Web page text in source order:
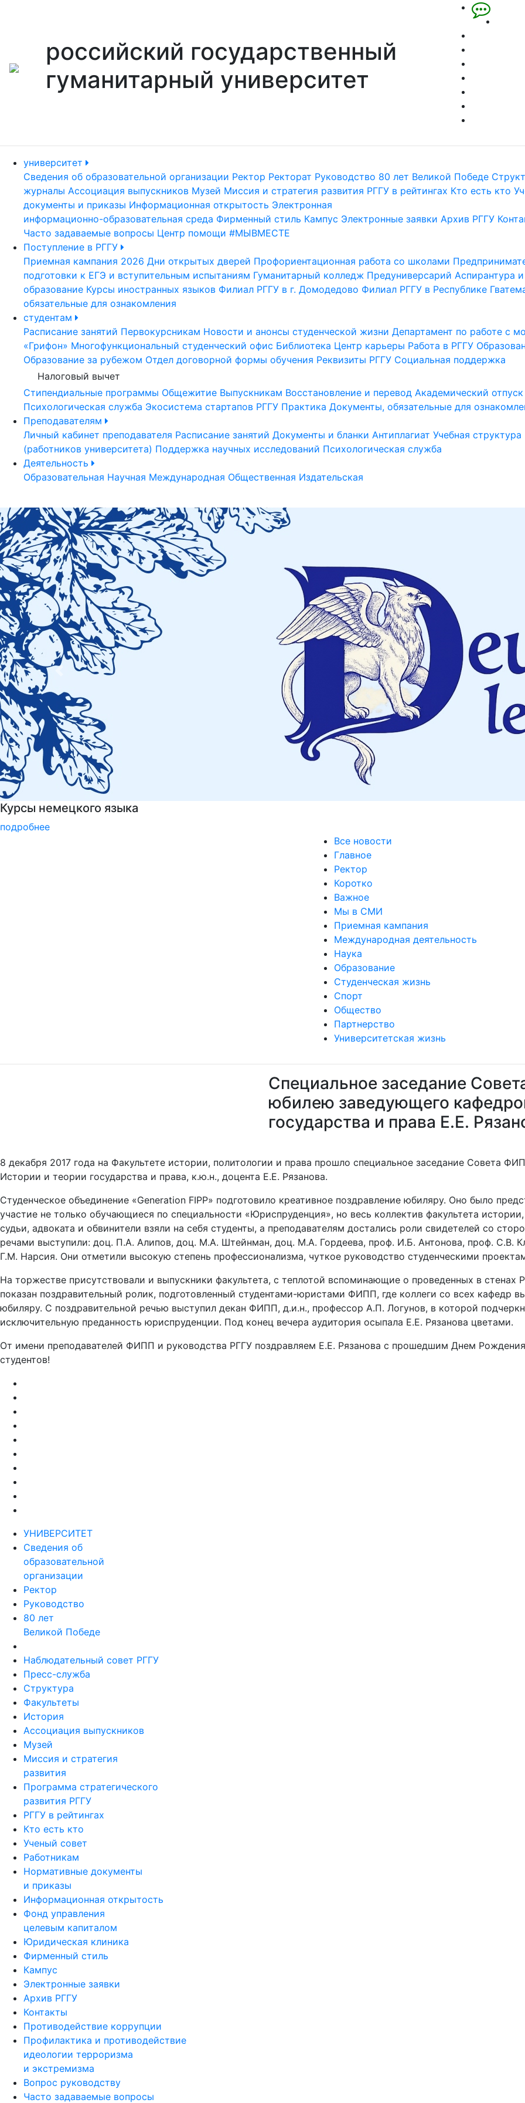
российский государственный
гуманитарный университет
университет
Сведения об образовательной организации Ректор Ректорат Руководство 80 лет Великой Победе
журналы Ассоциация выпускников Музей Миссия и стратегия развития РГГУ в рейтингах Кто есть кто
документы и приказы Информационная открытость Электронная
информационно-образовательная среда Фирменный стиль Кампус Электронные заявки Архив РГГУ
Часто задаваемые вопросы Центр помощи #МЫВМЕСТЕ
Поступление в РГГУ
Приемная кампания 2026 Дни открытых дверей Профориентационная работа со школами
подготовки к ЕГЭ и вступительным испытаниям Гуманитарный колледж Предуниверсарий Аспирантура
образование Курсы иностранных языков Филиал РГГУ в г. Домодедово Филиал РГГУ в Республике
обязательные для ознакомления
студентам
Расписание занятий Первокурсникам Новости и анонсы студенческой жизни Департамент по работе с
«Грифон» Многофункциональный студенческий офис Библиотека Центр карьеры Работа в РГГУ
Образование за рубежом Отдел договорной формы обучения Реквизиты РГГУ Социальная поддержка
Налоговый вычет
Стипендиальные программы Общежитие Выпускникам Восстановление и перевод Академический отпуск
Психологическая служба Экосистема стартапов РГГУ Практика Документы, обязательные для
Преподавателям
Личный кабинет преподавателя Расписание занятий Документы и бланки Антиплагиат Учебная структура
(работников университета) Поддержка научных исследований Психологическая служба
Деятельность
Образовательная Научная Международная Общественная Издательская
Национальные проекты России
подробнее
Previous
Все новости
Главное
Ректор
Коротко
Важное
Мы в СМИ
Приемная кампания
Международная деятельность
Наука
Образование
Студенческая жизнь
Спорт
Общество
Партнерство
Университетская жизнь
Специальное заседание
юбилею заведующего
государства и права Е.Е.
8 декабря 2017 года на Факультете истории, политологии и права прошло специальное заседание Совета
Истории и теории государства и права, к.ю.н., доцента Е.Е. Рязанова.
Студенческое объединение «Generation FIPP» подготовило креативное поздравление юбиляру. Оно было
участие не только обучающиеся по специальности «Юриспруденция», но весь коллектив факультета
судьи, адвоката и обвинители взяли на себя студенты, а преподавателям достались роли свидетелей со
речами выступили: доц. П.А. Алипов, доц. М.А. Штейнман, доц. М.А. Гордеева, проф. И.Б. Антонова, проф. С.В.
Г.М. Нарсия. Они отметили высокую степень профессионализма, чуткое руководство студенческими
На торжестве присутствовали и выпускники факультета, с теплотой вспоминающие о проведенных в
показан поздравительный ролик, подготовленный студентами-юристами ФИПП, где коллеги со всех кафедр
юбиляру. С поздравительной речью выступил декан ФИПП, д.и.н., профессор А.П. Логунов, в которой
исключительную преданность юриспруденции. Под конец вечера аудитория осыпала Е.Е. Рязанова цветами.
От имени преподавателей ФИПП и руководства РГГУ поздравляем Е.Е. Рязанова с прошедшим Днем
студентов!
УНИВЕРСИТЕТ
Сведения об
образовательной
организации
Ректор
Руководство
80 лет
Великой Победе
Наблюдательный совет РГГУ
Пресс-служба
Структура
Факультеты
История
Ассоциация выпускников
Музей
Миссия и стратегия
развития
Программа стратегического
развития РГГУ
РГГУ в рейтингах
Кто есть кто
Ученый совет
Работникам
Нормативные документы
и приказы
Информационная открытость
Фонд управления
целевым капиталом
Юридическая клиника
Фирменный стиль
Кампус
Электронные заявки
Архив РГГУ
Контакты
Противодействие коррупции
Профилактика и противодействие
идеологии терроризма
и экстремизма
Вопрос руководству
Часто задаваемые вопросы